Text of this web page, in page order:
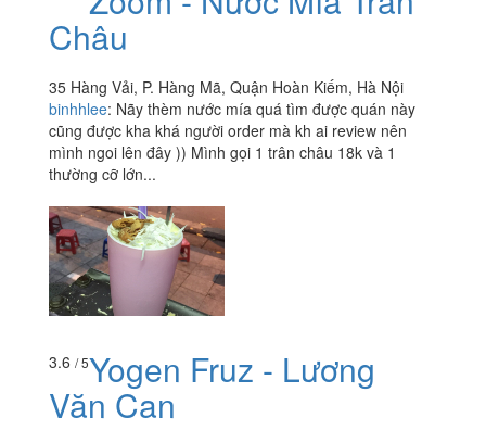
Châu
35 Hàng Vải, P. Hàng Mã, Quận Hoàn Kiếm, Hà Nội
binhhlee: Nãy thèm nước mía quá tìm được quán này
cũng được kha khá người order mà kh ai review nên
mình ngoi lên đây )) Mình gọi 1 trân châu 18k và 1
thường cỡ lớn...
3.6 / 5Yogen Fruz - Lương
Văn Can